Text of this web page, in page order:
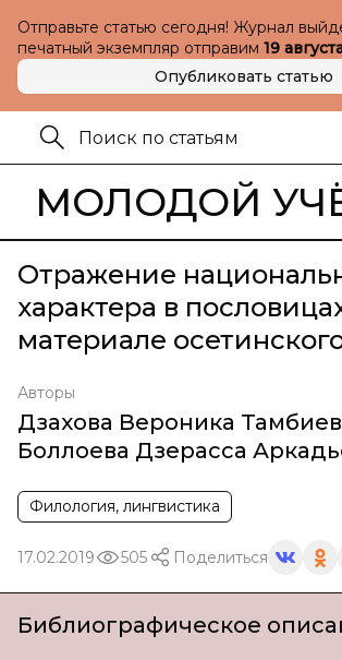
Отправьте статью сегодня! Журнал
печатный экземпляр отправим 19
Опубликовать статью
МОЛОДОЙ
Отражение
характера в
материале
Авторы
Дзахова Вероника
Боллоева Дзерасса
Филология, лингвистика
17.02.2019 505 Поделиться
Библиографическое